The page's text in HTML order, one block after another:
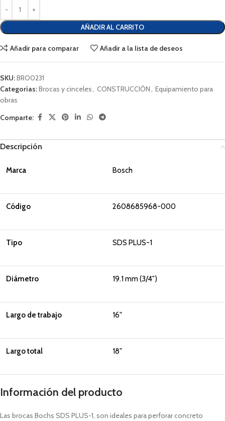
AÑADIR AL CARRITO
Añadir para comparar Añadir a la lista de deseos
SKU:BRO0231
Categorías:Brocas y cinceles, CONSTRUCCIÓN, Equipamiento para
obras
Comparte:
Descripción
Marca Bosch
Código 2608685968-000
Tipo SDS PLUS-1
Diámetro 19.1 mm (3/4")
Largo de trabajo 16"
Largo total 18"
Información del producto
Las brocas Bochs SDS PLUS-1, son ideales para perforar concreto